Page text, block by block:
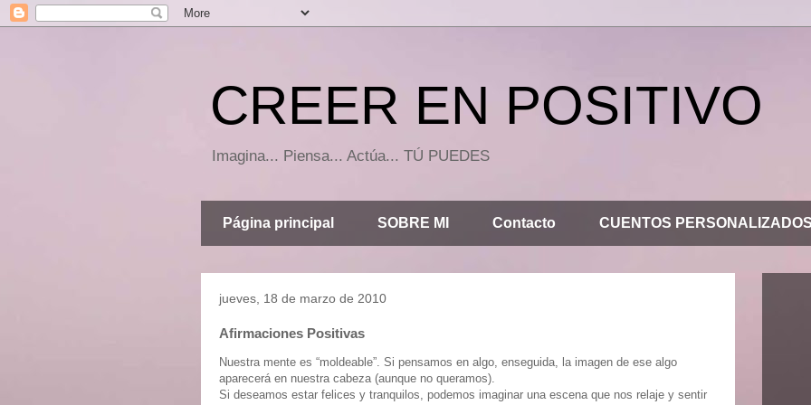
CREER EN POSITIVO
Imagina... Piensa... Actúa... TÚ PUEDES
Página principal SOBRE MI Contacto CUENTOS
jueves, 18 de marzo de 2010
Afirmaciones Positivas
Nuestra mente es “moldeable”. Si pensamos en algo, enseguida, la imagen de ese algo
aparecerá en nuestra cabeza (aunque no queramos).
Si deseamos estar felices y tranquilos, podemos imaginar una escena que nos relaje y sentir